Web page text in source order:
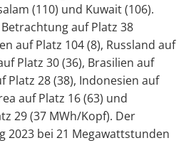
(110) und Kuwait (106).
auf Platz 38
auf Platz 104 (8), Russland auf
Platz 30 (36), Brasilien auf
Platz 28 (38), Indonesien auf
auf Platz 16 (63) und
29 (37 MWh/Kopf). Der
2023 bei 21 Megawattstunden